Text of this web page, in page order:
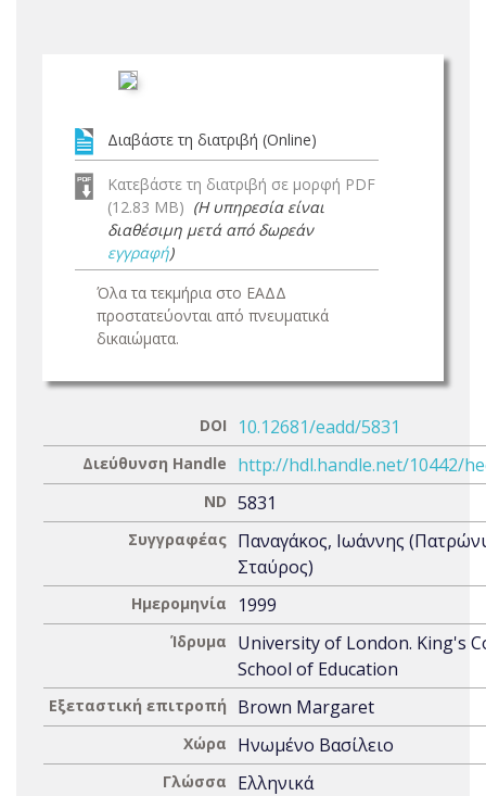
Διαβάστε τη διατριβή (Online)
Κατεβάστε τη διατριβή σε μορφή PDF
(12.83 MB) (Η υπηρεσία είναι
διαθέσιμη μετά από δωρεάν
εγγραφή)
Όλα τα τεκμήρια στο ΕΑΔΔ
προστατεύονται από πνευματικά
δικαιώματα.
DOI 10.12681/eadd/5831
Διεύθυνση Handle http://hdl.handle.net/10442/
ND 5831
Συγγραφέας Παναγάκος, Ιωάννης
Σταύρος)
Ημερομηνία 1999
Ίδρυμα
University of London. King's
School of Education
Εξεταστική επιτροπή Brown Margaret
Χώρα Ηνωμένο Βασίλειο
Γλώσσα Ελληνικά